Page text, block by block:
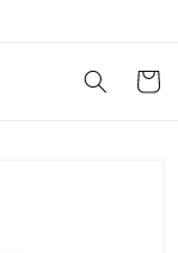
Panier